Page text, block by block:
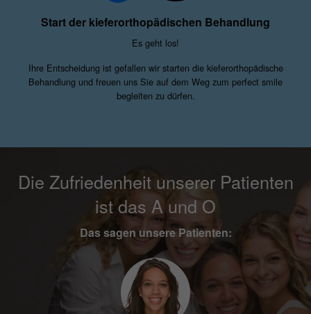
Start der kieferorthopädischen Behandlung
Es geht los!
Ihre Entscheidung ist gefallen wir starten die kieferorthopädische
Behandlung und freuen uns Sie auf dem Weg zum perfect smile
begleiten zu dürfen.
Die Zufriedenheit unserer Patienten
ist das A und O
Das sagen unsere Patienten:
Ich fühle mich hier sehr gut aufgehoben. Die
Wartezeiten sind kurz, das Personal ist nett und ich
komme gerne zu meinem Termin.